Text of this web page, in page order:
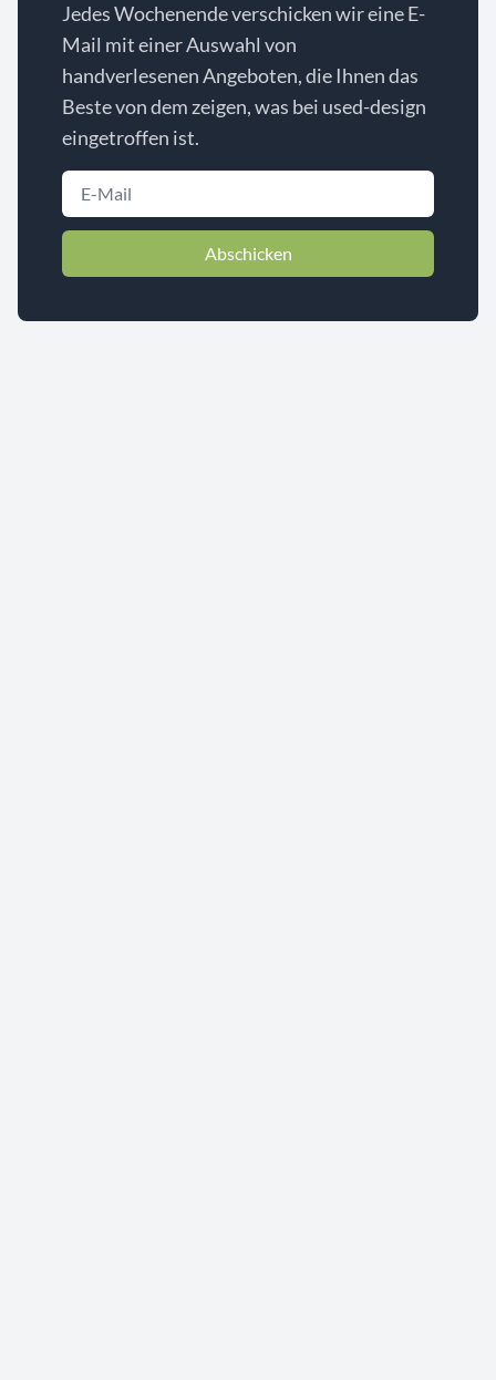
Jedes Wochenende verschicken wir eine E-
Mail mit einer Auswahl von
handverlesenen Angeboten, die Ihnen das
Beste von dem zeigen, was bei used-design
eingetroffen ist.
Abschicken